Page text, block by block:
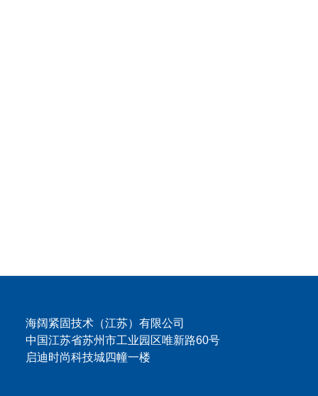
海阔紧固技术（江苏）有限公司
中国江苏省苏州市工业园区唯新路60号
启迪时尚科技城四幢一楼